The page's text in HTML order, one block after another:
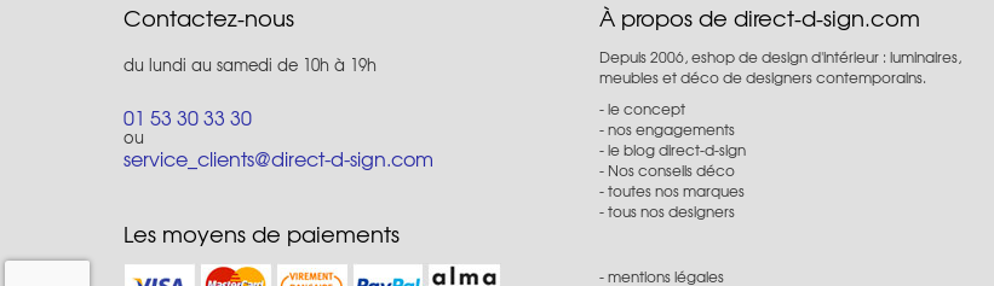
Contactez-nous
du lundi au samedi de 10h à 19h
01 53 30 33 30
ou
service_clients@direct-d-sign.com
Les moyens de paiements
À propos de direct-d-sign.com
Depuis 2006, eshop de design d'intérieur : luminaires,
meubles et déco de designers contemporains.
le concept
nos engagements
le blog direct-d-sign
Nos conseils déco
toutes nos marques
tous nos designers
mentions légales